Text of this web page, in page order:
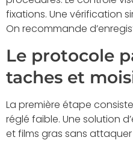
fixations. Une vérification
On recommande
Le protocole
taches et
La première étape
réglé faible. Une solution
et films gras sans attaquer